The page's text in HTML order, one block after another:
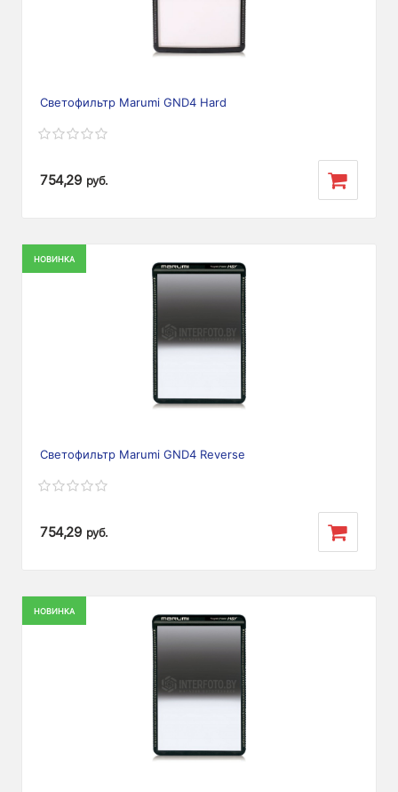
Светофильтр Marumi GND4 Hard
754,29 руб.
НОВИНКА
Светофильтр Marumi GND4 Reverse
754,29 руб.
НОВИНКА